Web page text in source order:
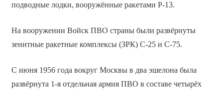
подводные лодки, вооружённые ракетами Р-13.
На вооружении Войск ПВО страны были развёрнуты
зенитные ракетные комплексы (ЗРК) С-25 и С-75.
С июня 1956 года вокруг Москвы в два эшелона была
развёрнута 1-я отдельная армия ПВО в составе четырёх